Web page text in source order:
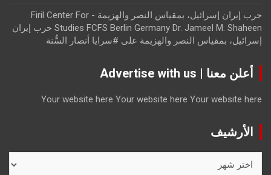
حرب إيران إسرائيل، بمقياس النصر والهزيمة - Firil Center For
Studies FCFS Berlin Germany Dr. Jameel M. Shaheen حرب إيران
إسرائيل، بمقياس النصر والهزيمة على #سرايا أنصار السُّنة
أعلن معنا | Advertise with us
Your website here Your website here Your website here
الأرشيف